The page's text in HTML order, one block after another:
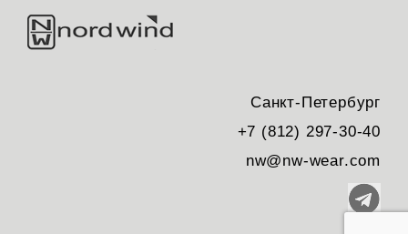
Санкт-Петербург
+7 (812) 297-30-40
nw@nw-wear.com